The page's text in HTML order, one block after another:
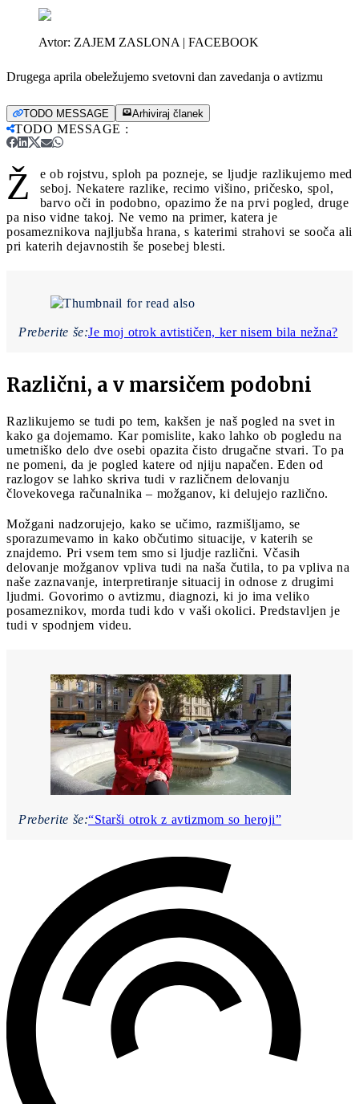
Avtor: ZAJEM ZASLONA | FACEBOOK
Drugega aprila obeležujemo svetovni dan zavedanja o avtizmu
TODO MESSAGE Arhiviraj članek
TODO MESSAGE :
Ž
e ob rojstvu, sploh pa pozneje, se ljudje razlikujemo med
seboj. Nekatere razlike, recimo višino, pričesko, spol,
barvo oči in podobno, opazimo že na prvi pogled, druge
pa niso vidne takoj. Ne vemo na primer, katera je
posameznikova najljubša hrana, s katerimi strahovi se sooča ali
pri katerih dejavnostih še posebej blesti.
Preberite še:Je moj otrok avtističen, ker nisem bila nežna?
Različni, a v marsičem podobni
Razlikujemo se tudi po tem, kakšen je naš pogled na svet in
kako ga dojemamo. Kar pomislite, kako lahko ob pogledu na
umetniško delo dve osebi opazita čisto drugačne stvari. To pa
ne pomeni, da je pogled katere od njiju napačen. Eden od
razlogov se lahko skriva tudi v različnem delovanju
človekovega računalnika – možganov, ki delujejo različno.
Možgani nadzorujejo, kako se učimo, razmišljamo, se
sporazumevamo in kako občutimo situacije, v katerih se
znajdemo. Pri vsem tem smo si ljudje različni. Včasih
delovanje možganov vpliva tudi na naša čutila, to pa vpliva na
naše zaznavanje, interpretiranje situacij in odnose z drugimi
ljudmi. Govorimo o avtizmu, diagnozi, ki jo ima veliko
posameznikov, morda tudi kdo v vaši okolici. Predstavljen je
tudi v spodnjem videu.
Preberite še:“Starši otrok z avtizmom so heroji”